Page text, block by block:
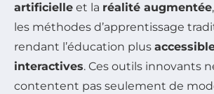
artificielle et la réalité augmentée
les méthodes d’apprentissage
rendant l’éducation plus
interactives. Ces outils innovants
contentent pas seulement de